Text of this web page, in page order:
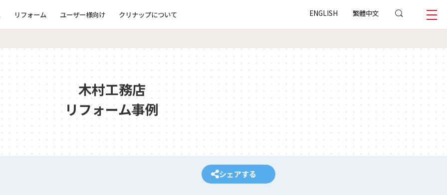
リフォーム ユーザー様向け クリナップについて ENGLISH 繁體中文
木村工務店
リフォーム事例
シェアする